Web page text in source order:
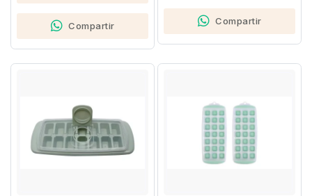
Compartir Compartir